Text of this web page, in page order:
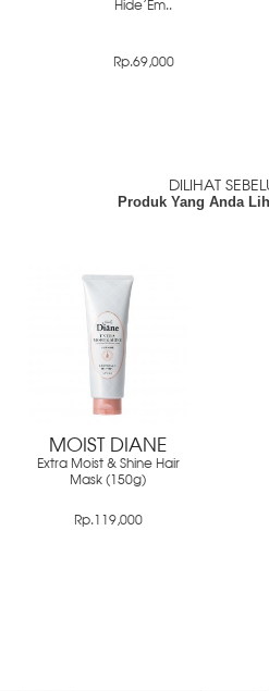
Hide'Em..
Rp.69,000
DILIHAT
Produk Yang Anda
MOIST DIANE
Extra Moist & Shine Hair
Mask (150g)
Rp.119,000